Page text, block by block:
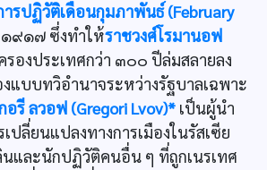
ารปฏิวัติเดือนกุมภาพันธ์ (February
๑๙๑๗ ซึ่งทำให้ราชวงศ์โรมานอฟ
องประเทศกว่า ๓๐๐ ปีล่มสลายลง
แบบทวิอำนาจระหว่างรัฐบาลเฉพาะ
อรี ลวอฟ (Gregori Lvov)* เป็นผู้นำ
ปลี่ยนแปลงทางการเมืองในรัสเซีย
นและนักปฏิวัติคนอื่น ๆ ที่ถูกเนรเทศ